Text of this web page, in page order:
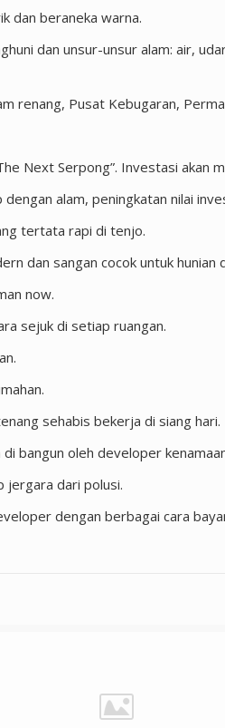
dan beraneka warna.
dan unsur-unsur alam: air,
renang, Pusat Kebugaran,
Next Serpong”. Investasi akan
alam, peningkatan nilai
tertata rapi di tenjo.
dan sangan cocok untuk
now.
sejuk di setiap ruangan.
sehabis bekerja di siang hari.
bangun oleh developer
jergara dari polusi.
dengan berbagai cara